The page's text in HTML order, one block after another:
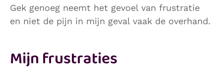
Gek genoeg neemt het gevoel van frustratie
en niet de pijn in mijn geval vaak de overhand.
Mijn frustraties